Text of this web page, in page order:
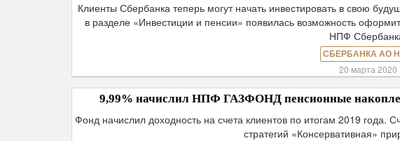
Клиенты Сбербанка теперь могут начать инвестировать в свою
в разделе «Инвестиции и пенсии» появилась возможность
НПФ
СБЕРБАНКА АО
20 марта 2020
9,99% начислил НПФ ГАЗФОНД пенсионные
Фонд начислил доходность на счета клиентов по итогам 2019 года.
стратегий «Консервативная»